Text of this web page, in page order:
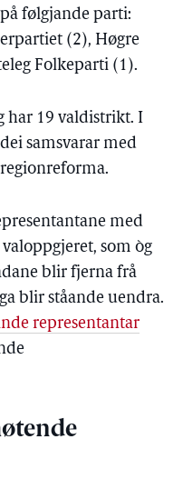
følgjande parti:
(2), Høgre
Folkeparti (1).
har 19 valdistrikt. I
samsvarar med
med
som òg
blir fjerna frå
blir ståande uendra.
representantar